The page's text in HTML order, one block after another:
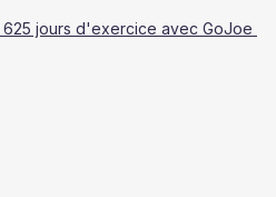
625 jours d'exercice avec GoJoe